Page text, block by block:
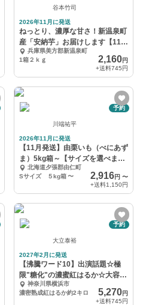
谷本竹司
2026年11月に発送
ねっとり、濃厚な甘さ！新温泉町
産「安納芋」お届けします【11月
末発送】
兵庫県美方郡新温泉町
1箱２ｋｇ
2,160円
+送料745円
予約
川端祐平
2026年11月に発送
【11月発送】由栗いも（べにあず
ま）5kg箱～【サイズを選べま
す】北海道夕張郡由仁町
Sサイズ ５kg箱 〜 2,916円 〜
+送料1,150円
予約
大立泰裕
2027年2月に発送
【沸騰ワード10】出演話題☆極
限"糖化"の濃蜜紅はるか☆大容量
約2キロ
神奈川県横浜市
濃密熟成紅はるか約2キロ
5,270円
+送料745円